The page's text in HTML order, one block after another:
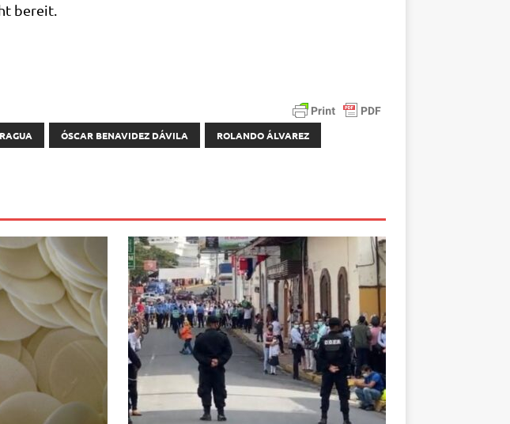
bereit.
ÓSCAR BENAVIDEZ DÁVILA ROLANDO ÁLVAREZ